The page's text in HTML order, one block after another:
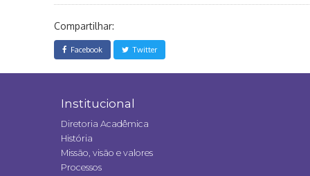
Compartilhar:
Facebook Twitter
Institucional
Diretoria Acadêmica
História
Missão, visão e valores
Processos